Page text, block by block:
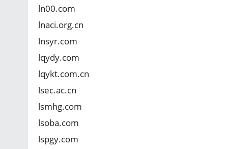
ln00.com
lnaci.org.cn
lnsyr.com
lqydy.com
lqykt.com.cn
lsec.ac.cn
lsmhg.com
lsoba.com
lspgy.com